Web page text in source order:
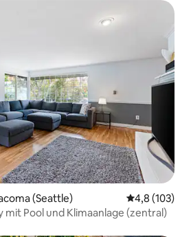
(Seattle)
4,8 (103)
mit Pool und Klimaanlage (zentral)